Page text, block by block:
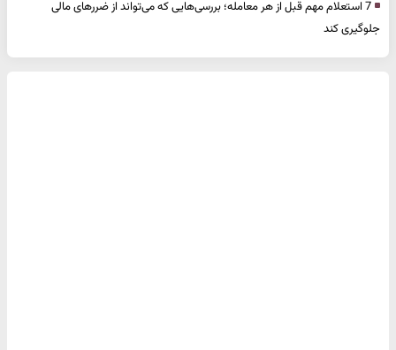
7 استعلام مهم قبل از هر معامله؛ بررسی‌هایی که می‌تواند از ضررهای مالی
جلوگیری کند